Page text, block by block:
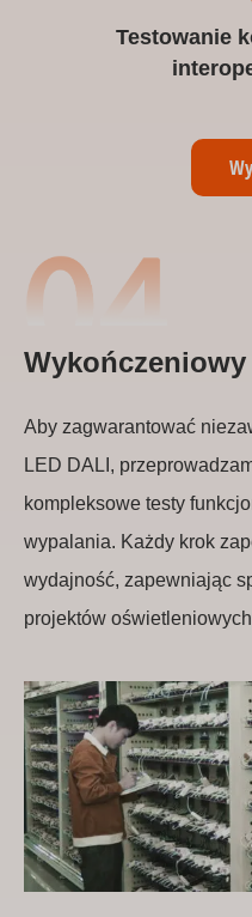
Testowanie
Wykończeniowy
Aby zagwarantować
LED DALI,
kompleksowe testy
wypalania. Każdy krok
wydajność, zapewniając
projektów